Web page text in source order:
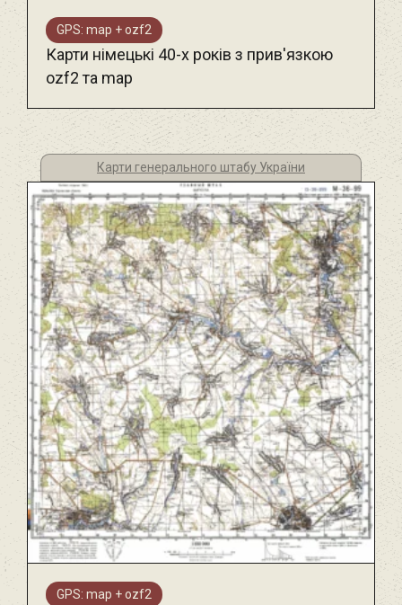
GPS: map + ozf2
Карти німецькі 40-х років з прив'язкою
ozf2 та map
Карти генерального штабу України
GPS: map + ozf2